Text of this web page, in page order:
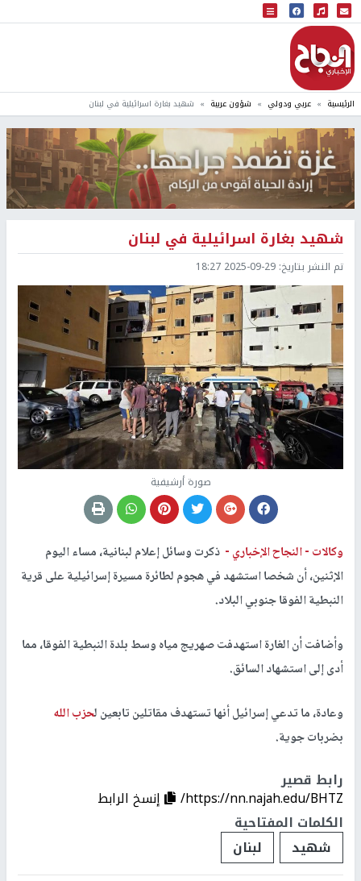
البث المباشر
إذاعة النجاح
الرئيسية عربي ودولي شؤون عربية شهيد بغارة اسرائيلية في لبنان
شهيد بغارة اسرائيلية في لبنان
تم النشر بتاريخ: 2025-09-29 18:27
صورة أرشيفية
وكالات -النجاح الإخباري - ذكرت وسائل إعلام لبنانية، مساء اليوم
الإثنين، أن شخصا استشهد في هجوم لطائرة مسيرة إسرائيلية على قرية
النبطية الفوقا جنوبي البلاد.
وأضافت أن الغارة استهدفت صهريج مياه وسط بلدة النبطية الفوقا، مما
أدى إلى استشهاد السائق.
وعادة، ما تدعي إسرائيل أنها تستهدف مقاتلين تابعين لحزب الله
بضربات جوية.
رابط قصير
https://nn.najah.edu/BHTZ/
إنسخ الرابط
الكلمات المفتاحية
شهيد
لبنان